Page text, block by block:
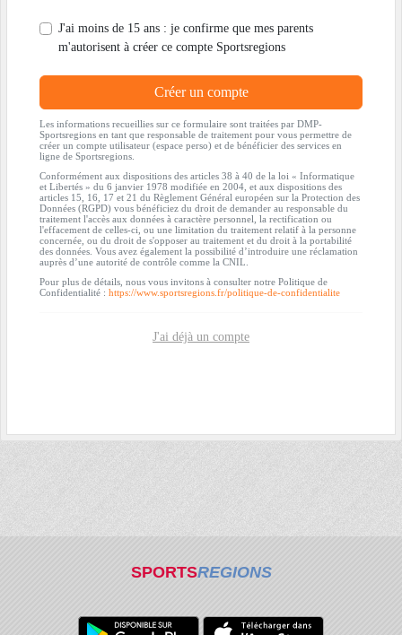
J'ai moins de 15 ans : je confirme que mes parents
m'autorisent à créer ce compte Sportsregions
Créer un compte
Les informations recueillies sur ce formulaire sont traitées par DMP-
Sportsregions en tant que responsable de traitement pour vous permettre de
créer un compte utilisateur (espace perso) et de bénéficier des services en
ligne de Sportsregions.
Conformément aux dispositions des articles 38 à 40 de la loi « Informatique
et Libertés » du 6 janvier 1978 modifiée en 2004, et aux dispositions des
articles 15, 16, 17 et 21 du Règlement Général européen sur la Protection des
Données (RGPD) vous bénéficiez du droit de demander au responsable du
traitement l'accès aux données à caractère personnel, la rectification ou
l'effacement de celles-ci, ou une limitation du traitement relatif à la personne
concernée, ou du droit de s'opposer au traitement et du droit à la portabilité
des données. Vous avez également la possibilité d’introduire une réclamation
auprès d’une autorité de contrôle comme la CNIL.
Pour plus de détails, nous vous invitons à consulter notre Politique de
Confidentialité : https://www.sportsregions.fr/politique-de-confidentialite
J'ai déjà un compte
SPORTSREGIONS